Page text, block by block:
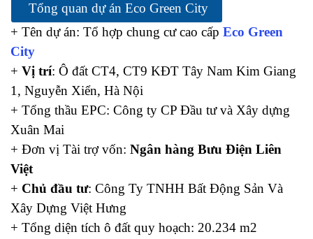
Tổng quan dự án Eco Green City
+ Tên dự án: Tổ hợp chung cư cao cấp Eco Green
City
+ Vị trí: Ô đất CT4, CT9 KĐT Tây Nam Kim Giang
1, Nguyễn Xiển, Hà Nội
+ Tổng thầu EPC: Công ty CP Đầu tư và Xây dựng
Xuân Mai
+ Đơn vị Tài trợ vốn: Ngân hàng Bưu Điện Liên
Việt
+ Chủ đầu tư: Công Ty TNHH Bất Động Sản Và
Xây Dựng Việt Hưng
+ Tổng diện tích ô đất quy hoạch: 20.234 m2